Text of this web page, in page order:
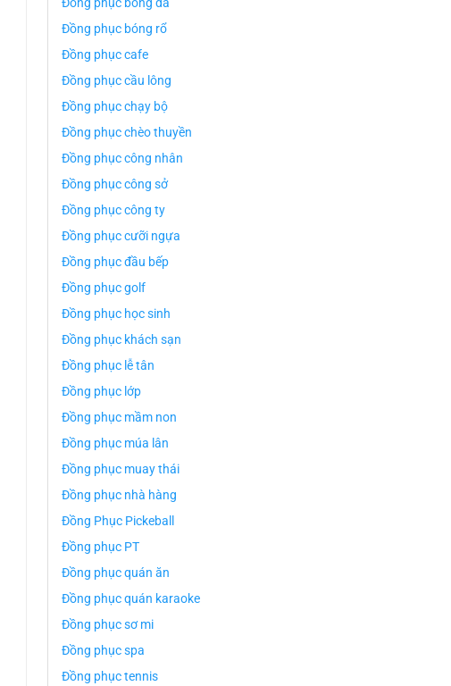
Đồng phục bóng đá
Đồng phục bóng rổ
Đồng phục cafe
Đồng phục cầu lông
Đồng phục chạy bộ
Đồng phục chèo thuyền
Đồng phục công nhân
Đồng phục công sở
Đồng phục công ty
Đồng phục cưỡi ngựa
Đồng phục đầu bếp
Đồng phục golf
Đồng phục học sinh
Đồng phục khách sạn
Đồng phục lễ tân
Đồng phục lớp
Đồng phục mầm non
Đồng phục múa lân
Đồng phục muay thái
Đồng phục nhà hàng
Đồng Phục Pickeball
Đồng phục PT
Đồng phục quán ăn
Đồng phục quán karaoke
Đồng phục sơ mi
Đồng phục spa
Đồng phục tennis